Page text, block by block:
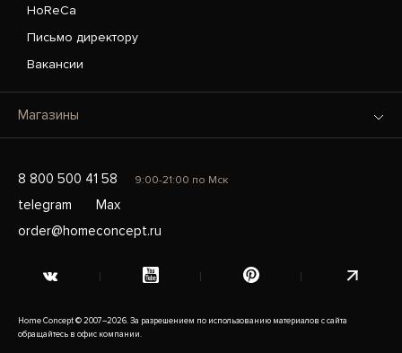
HoReCa
Письмо директору
Вакансии
Магазины
8 800 500 41 58 9:00-21:00 по Мск
telegram
Max
order@homeconcept.ru
Home Concept © 2007–2026. За разрешением по использованию материалов с сайта
обращайтесь в офис компании.